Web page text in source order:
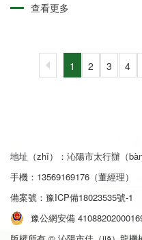
查看更多
1 2 3 4
地址（zhǐ）：沁陽市太行辦（
手機：13569169176（董經理）
備案號： 豫ICP備18023535號-1
豫公網安備